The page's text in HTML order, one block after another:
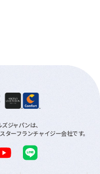
ジャパンは、
ーフランチャイジー会社です。